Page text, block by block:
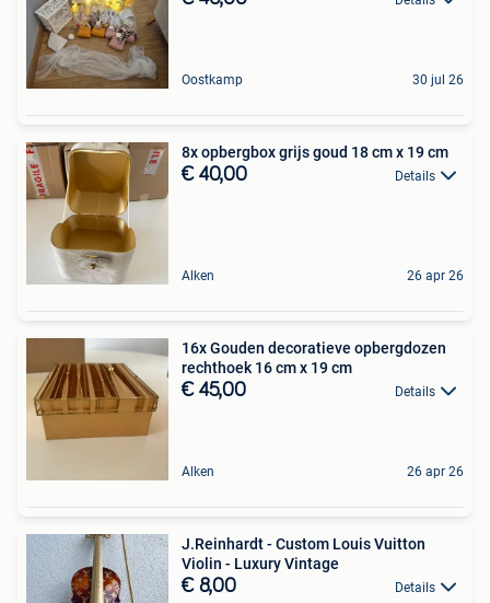
Oostkamp 30 jul 26
8x opbergbox grijs goud 18 cm x 19 cm
€ 40,00 Details
Alken 26 apr 26
16x Gouden decoratieve opbergdozen
rechthoek 16 cm x 19 cm
€ 45,00 Details
Alken 26 apr 26
J.Reinhardt - Custom Louis Vuitton
Violin - Luxury Vintage
€ 8,00 Details